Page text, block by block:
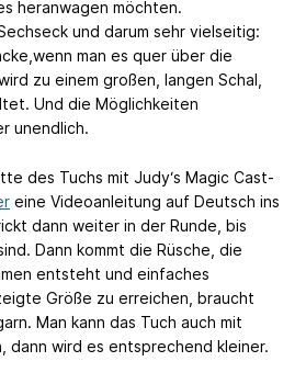
heranwagen möchten.
und darum sehr vielseitig:
man es quer über die
zu einem großen, langen Schal,
Und die Möglichkeiten
unendlich.
des Tuchs mit Judy‘s Magic Cast-
eine Videoanleitung auf Deutsch ins
dann weiter in der Runde, bis
Dann kommt die Rüsche, die
entsteht und einfaches
Größe zu erreichen, braucht
Man kann das Tuch auch mit
dann wird es entsprechend kleiner.